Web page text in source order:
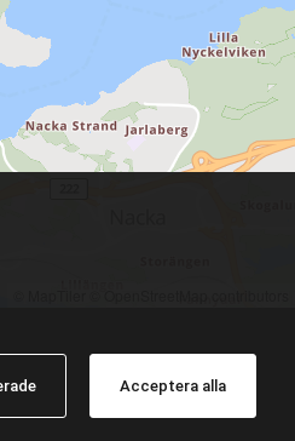
Acceptera alla